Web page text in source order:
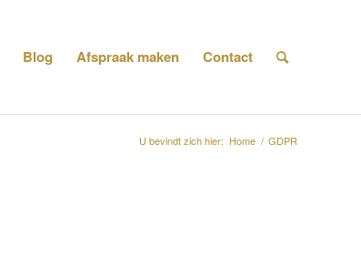
Blog Afspraak maken Contact
U bevindt zich hier: Home / GDPR